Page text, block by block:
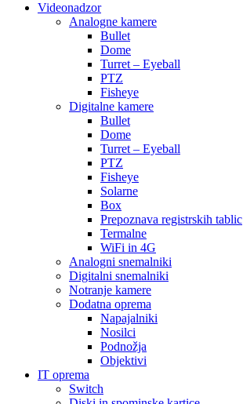
Videonadzor
Analogne kamere
Bullet
Dome
Turret – Eyeball
PTZ
Fisheye
Digitalne kamere
Bullet
Dome
Turret – Eyeball
PTZ
Fisheye
Solarne
Box
Prepoznava registrskih tablic
Termalne
WiFi in 4G
Analogni snemalniki
Digitalni snemalniki
Notranje kamere
Dodatna oprema
Napajalniki
Nosilci
Podnožja
Objektivi
IT oprema
Switch